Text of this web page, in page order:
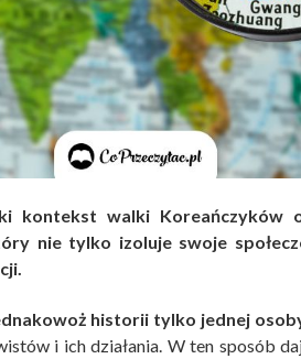
kontekst walki Koreańczyków
nie tylko izoluje swoje
historii tylko jednej
i ich działania. W ten sposób